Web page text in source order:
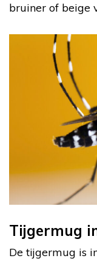
bruiner of beige
Tijgermug
De tijgermug is